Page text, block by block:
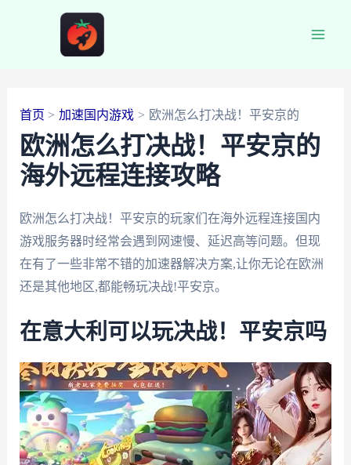
首页 加速国内游戏 欧洲怎么打决战！平安京的
欧洲怎么打决战！平安京的
海外远程连接攻略
欧洲怎么打决战！平安京的玩家们在海外远程连接国内
游戏服务器时经常会遇到网速慢、延迟高等问题。但现
在有了一些非常不错的加速器解决方案,让你无论在欧洲
还是其他地区,都能畅玩决战!平安京。
在意大利可以玩决战！平安京吗